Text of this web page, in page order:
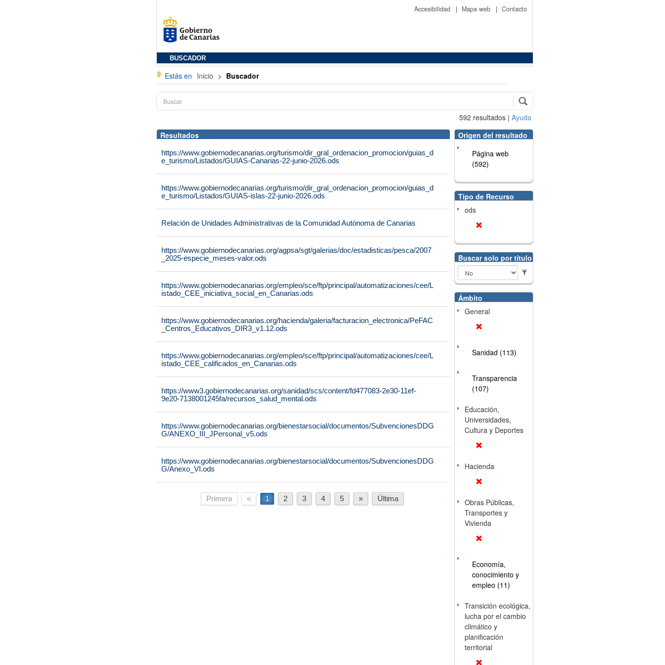
Accesibilidad | Mapa web | Contacto
BUSCADOR
Estás en Inicio > Buscador
592 resultados | Ayuda
Resultados
https://www.gobiernodecanarias.org/turismo/dir_gral_ordenacion_promocion/guias_d
e_turismo/Listados/GUIAS-Canarias-22-junio-2026.ods
https://www.gobiernodecanarias.org/turismo/dir_gral_ordenacion_promocion/guias_d
e_turismo/Listados/GUIAS-islas-22-junio-2026.ods
Relación de Unidades Administrativas de la Comunidad Autónoma de Canarias
https://www.gobiernodecanarias.org/agpsa/sgt/galerias/doc/estadisticas/pesca/2007
_2025-especie_meses-valor.ods
https://www.gobiernodecanarias.org/empleo/sce/ftp/principal/automatizaciones/cee/L
istado_CEE_iniciativa_social_en_Canarias.ods
https://www.gobiernodecanarias.org/hacienda/galeria/facturacion_electronica/PeFAC
_Centros_Educativos_DIR3_v1.12.ods
https://www.gobiernodecanarias.org/empleo/sce/ftp/principal/automatizaciones/cee/L
istado_CEE_calificados_en_Canarias.ods
https://www3.gobiernodecanarias.org/sanidad/scs/content/fd477083-2e30-11ef-
9e20-7138001245fa/recursos_salud_mental.ods
https://www.gobiernodecanarias.org/bienestarsocial/documentos/SubvencionesDDG
G/ANEXO_III_JPersonal_v5.ods
https://www.gobiernodecanarias.org/bienestarsocial/documentos/SubvencionesDDG
G/Anexo_VI.ods
Primera « 1 2 3 4 5 » Última
Origen del resultado
Página web
(592)
Tipo de Recurso
ods
Buscar solo por título
Ámbito
General
Sanidad (113)
Transparencia
(107)
Educación,
Universidades,
Cultura y Deportes
Hacienda
Obras Públicas,
Transportes y
Vivienda
Economía,
conocimiento y
empleo (11)
Transición ecológica,
lucha por el cambio
climático y
planificación
territorial